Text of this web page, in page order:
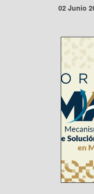
02 Junio